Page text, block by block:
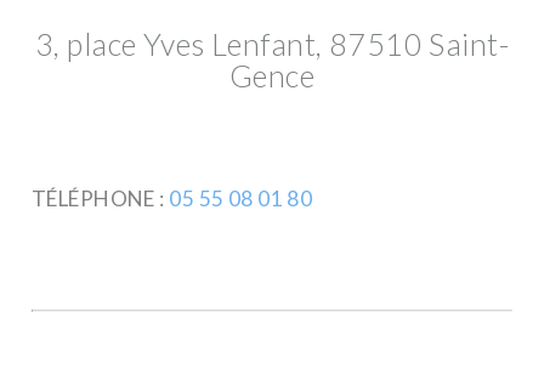
3, place Yves Lenfant, 87510 Saint-
Gence
TÉLÉPHONE : 05 55 08 01 80